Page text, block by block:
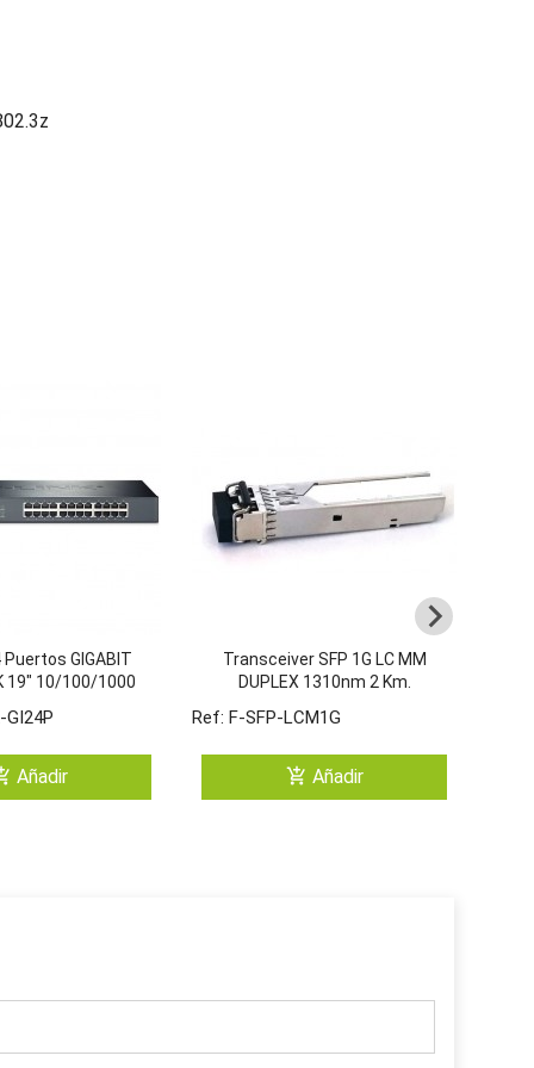
GIGABIT
19" 10/100/1000
GI24P
Añadir
Transceiver SFP 1G LC MM
DUPLEX 1310nm 2 Km.
Ref: F-SFP-LCM1G
add_shopping_cart Añadir